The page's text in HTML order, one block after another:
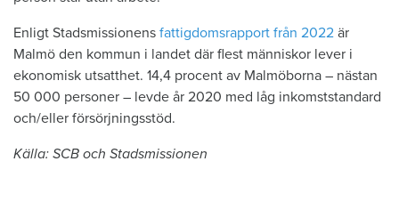
Enligt Stadsmissionens fattigdomsrapport från 2022 är
Malmö den kommun i landet där flest människor lever i
ekonomisk utsatthet. 14,4 procent av Malmöborna – nästan
50 000 personer – levde år 2020 med låg inkomststandard
och/eller försörjningsstöd.
Källa: SCB och Stadsmissionen